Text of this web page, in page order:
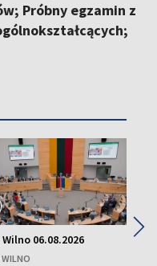
Próbny egzamin z
06.08.2026
▶